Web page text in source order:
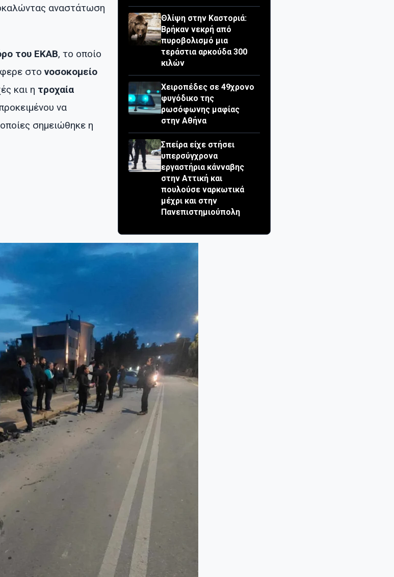
Θλίψη στην Καστοριά:
Βρήκαν νεκρή από
πυροβολισμό μια
τεράστια αρκούδα 300
κιλών
Χειροπέδες σε 49χρονο
φυγόδικο της
ρωσόφωνης μαφίας
στην Αθήνα
Σπείρα είχε στήσει
υπερσύγχρονα
εργαστήρια κάνναβης
στην Αττική και
πουλούσε ναρκωτικά
μέχρι και στην
Πανεπιστημιούπολη
αναστάτωση
του ΕΚΑΒ, το οποίο
στο νοσοκομείο
και η τροχαία
να
σημειώθηκε η